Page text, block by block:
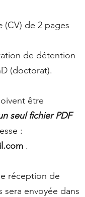
de 2 pages
de détention
(doctorat).
être
seul fichier PDF
:
.
réception de
sera envoyée dans